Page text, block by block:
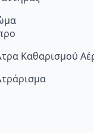
Καθαρισμού